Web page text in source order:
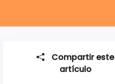
Compartir este
artículo